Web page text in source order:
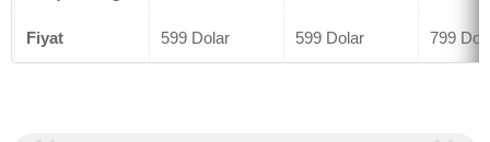
Fiyat 599 Dolar 599 Dolar 799